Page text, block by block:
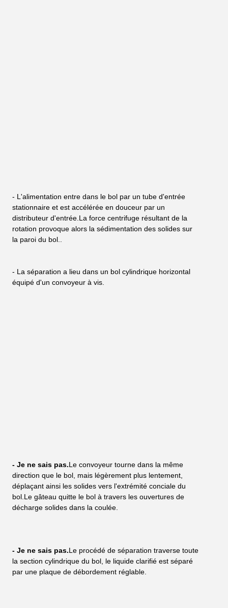
- L'alimentation entre dans le bol par un tube d'entrée
stationnaire et est accélérée en douceur par un
distributeur d'entrée.La force centrifuge résultant de la
rotation provoque alors la sédimentation des solides sur
la paroi du bol..
- La séparation a lieu dans un bol cylindrique horizontal
équipé d'un convoyeur à vis.
- Je ne sais pas.Le convoyeur tourne dans la même
direction que le bol, mais légèrement plus lentement,
déplaçant ainsi les solides vers l'extrémité conciale du
bol.Le gâteau quitte le bol à travers les ouvertures de
décharge solides dans la coulée.
- Je ne sais pas.Le procédé de séparation traverse toute
la section cylindrique du bol, le liquide clarifié est séparé
par une plaque de débordement réglable.